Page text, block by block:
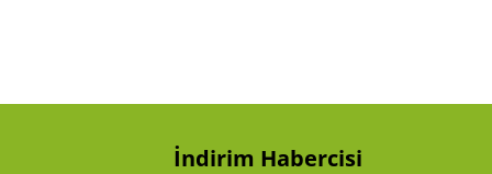
Ürün fiyatı diğer sitelerden daha pahalı.
İndirim Habercisi